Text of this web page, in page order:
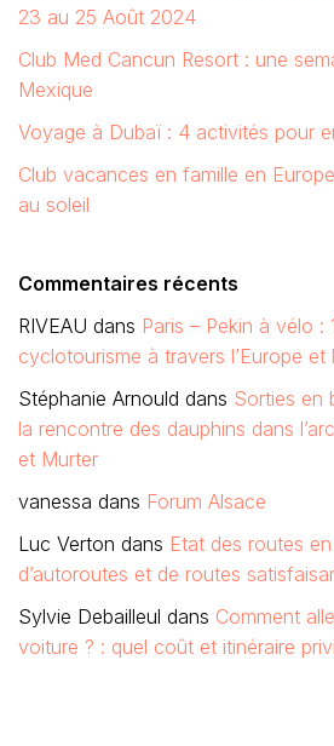
23 au 25 Août 2024
Club Med Cancun Resort : une
Mexique
Voyage à Dubaï : 4 activités pour
Club vacances en famille en
au soleil
Commentaires récents
RIVEAU dans Paris – Pekin à vélo :
cyclotourisme à travers l’Europe et
Stéphanie Arnould dans Sorties en
la rencontre des dauphins dans
et Murter
vanessa dans Forum Alsace
Luc Verton dans Etat des routes
d’autoroutes et de routes
Sylvie Debailleul dans Comment
voiture ? : quel coût et itinéraire